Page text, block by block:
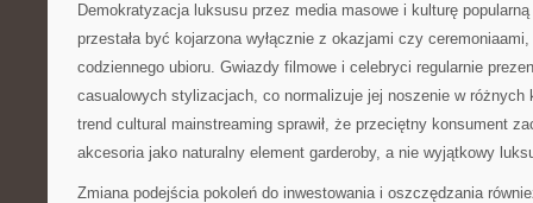
Demokratyzacja luksusu przez media masowe i kulturę popularną
przestała być kojarzona wyłącznie z okazjami czy
codziennego ubioru. Gwiazdy filmowe i celebryci regularnie
casualowych stylizacjach, co normalizuje jej noszenie w różnych
trend cultural mainstreaming sprawił, że przeciętny konsument
akcesoria jako naturalny element garderoby, a nie wyjątkowy
Zmiana podejścia pokoleń do inwestowania i oszczędzania